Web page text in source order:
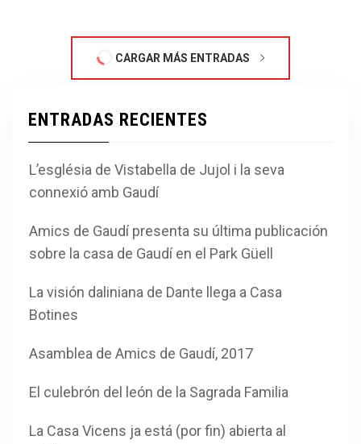
CARGAR MÁS ENTRADAS
ENTRADAS RECIENTES
L’església de Vistabella de Jujol i la seva
connexió amb Gaudí
Amics de Gaudí presenta su última publicación
sobre la casa de Gaudí en el Park Güell
La visión daliniana de Dante llega a Casa
Botines
Asamblea de Amics de Gaudí, 2017
El culebrón del león de la Sagrada Familia
La Casa Vicens ja está (por fin) abierta al